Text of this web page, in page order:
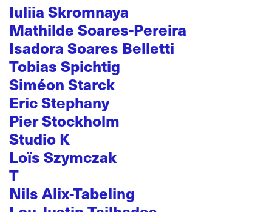
Iuliia Skromnaya
Mathilde Soares-Pereira
Isadora Soares Belletti
Tobias Spichtig
Siméon Starck
Eric Stephany
Pier Stockholm
Studio K
Loïs Szymczak
T
Nils Alix-Tabeling